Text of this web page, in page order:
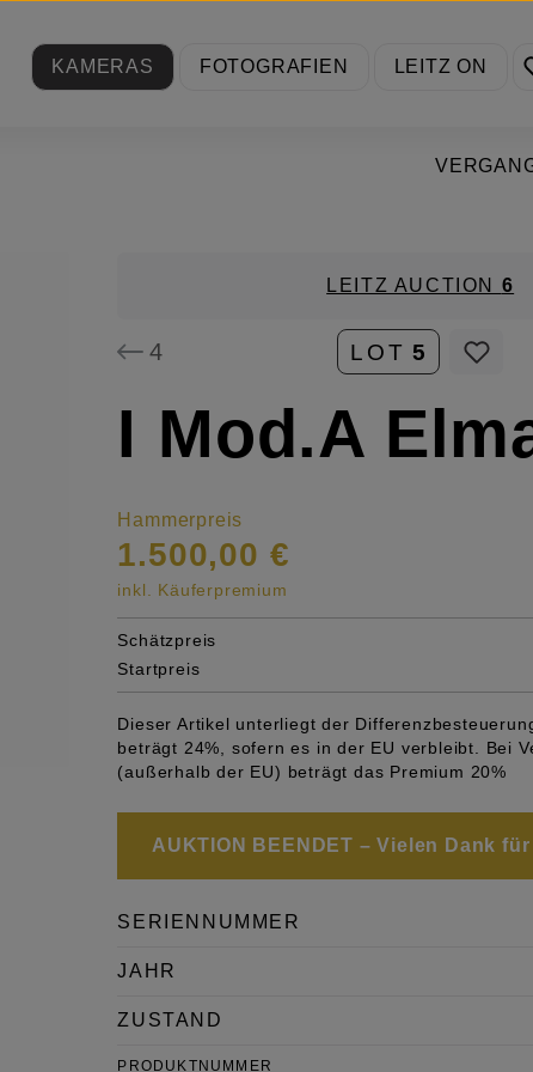
KAMERAS
FOTOGRAFIEN LEITZ ON
LEITZ AUCTION 6
4 LOT 5
I Mod.A
Hammerpreis
1.500,00 €
inkl. Käuferpremium
Schätzpreis
Startpreis
Dieser Artikel unterliegt der
beträgt 24%, sofern es in der EU verbleibt. Bei
(außerhalb der EU) beträgt das Premium 20%
AUKTION BEENDET – Vielen Dank
SERIENNUMMER
JAHR
ZUSTAND
PRODUKTNUMMER